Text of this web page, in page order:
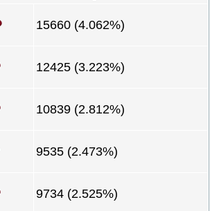
15660 (4.062%)
12425 (3.223%)
10839 (2.812%)
9535 (2.473%)
9734 (2.525%)